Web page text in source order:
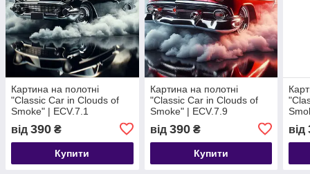
Картина на полотні
"Classic Сar in Сlouds of
Smoke" | ECV.7.1
від 390 ₴
Купити
Картина на полотні
"Classic Сar in Сlouds of
Smoke" | ECV.7.9
від 390₴
Купити
від